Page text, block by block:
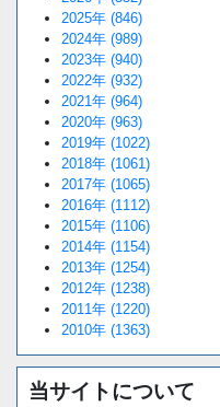
2025年 (846)
2024年 (989)
2023年 (940)
2022年 (932)
2021年 (964)
2020年 (963)
2019年 (1022)
2018年 (1061)
2017年 (1065)
2016年 (1112)
2015年 (1106)
2014年 (1154)
2013年 (1254)
2012年 (1238)
2011年 (1220)
2010年 (1363)
当サイトについて